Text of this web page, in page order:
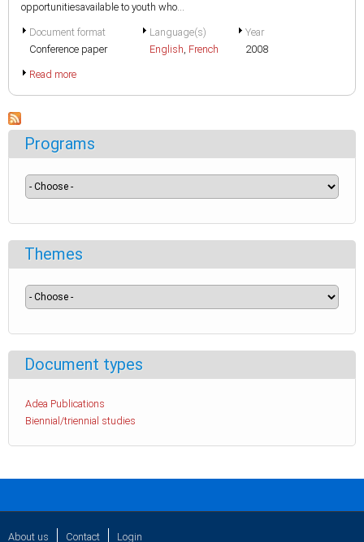
opportunitiesavailable to youth who...
Document format
Conference paper
Language(s)
English, French
Year
2008
Read more
Programs
Themes
Document types
Adea Publications
Biennial/triennial studies
About us Contact Login